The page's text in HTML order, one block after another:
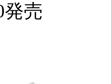
発売